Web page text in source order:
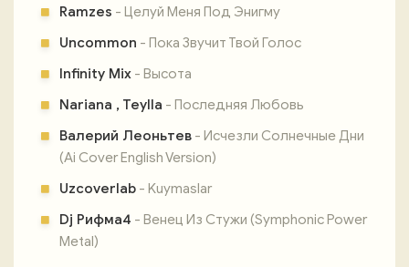
Ramzes - Целуй Меня Под Энигму
Uncommon - Пока Звучит Твой Голос
Infinity Mix - Высота
Nariana , Teylla - Последняя Любовь
Валерий Леоньтев - Исчезли Солнечные Дни
(Ai Cover English Version)
Uzcoverlab - Kuymaslar
Dj Рифма4 - Венец Из Стужи (Symphonic Power
Metal)